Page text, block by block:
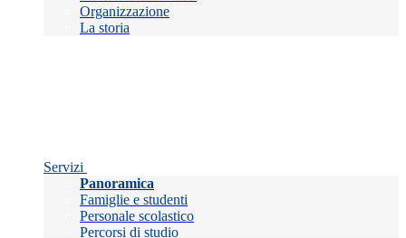
Organizzazione
La storia
Servizi
Panoramica
Famiglie e studenti
Personale scolastico
Percorsi di studio